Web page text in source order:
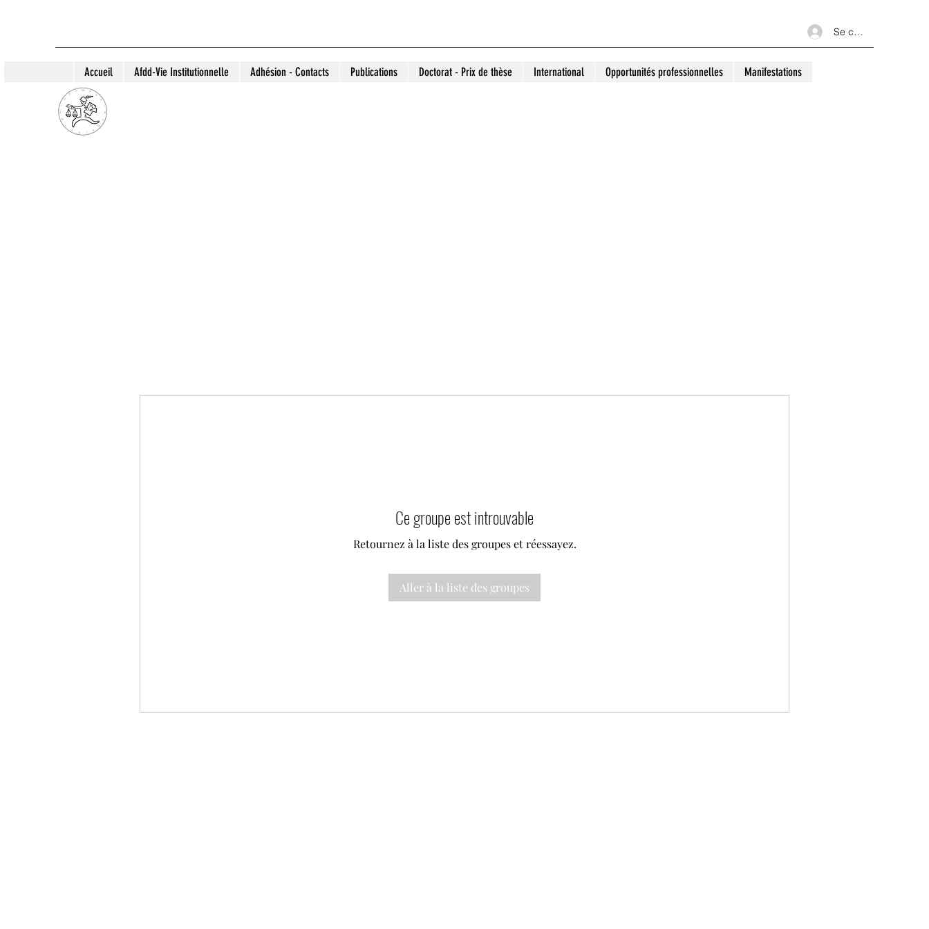
Se connecter
Accueil Afdd-Vie Institutionnelle Adhésion - Contacts Publications Doctorat - Prix de thèse International Opportunités professionnelles Manifestations
Ce groupe est introuvable
Retournez à la liste des groupes et réessayez.
Aller à la liste des groupes